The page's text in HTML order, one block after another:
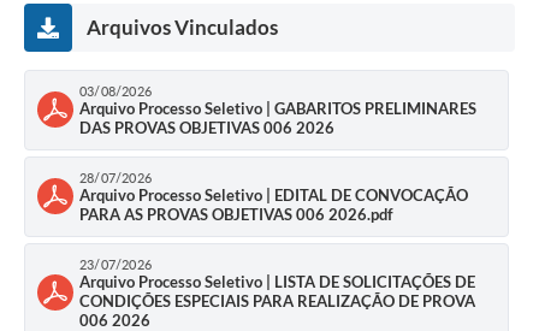
Ouvidorias
Postos de Atendimento ao Trabalhador (PAT)
PPA - Plano Plurianual 2026 / 2029
PROCON SR
Qualifica São Roque
Sala do Empreendedor - Licenciamento Municipal para MEI
Arquivos Vinculados
03/08/2026
Arquivo Processo Seletivo | GABARITOS PRELIMINARES
DAS PROVAS OBJETIVAS 006 2026
28/07/2026
Arquivo Processo Seletivo | EDITAL DE CONVOCAÇÃO
PARA AS PROVAS OBJETIVAS 006 2026.pdf
23/07/2026
Arquivo Processo Seletivo | LISTA DE SOLICITAÇÕES DE
CONDIÇÕES ESPECIAIS PARA REALIZAÇÃO DE PROVA
006 2026